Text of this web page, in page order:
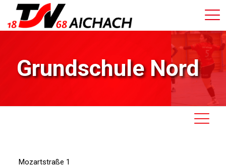
Grundschule Nord
Mozartstraße 1